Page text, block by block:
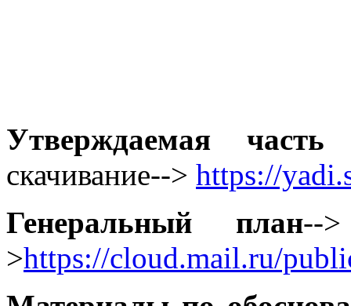
Утверждаемая часть
скачивание--> https://
Генеральный план--
>https://cloud.mail.ru/